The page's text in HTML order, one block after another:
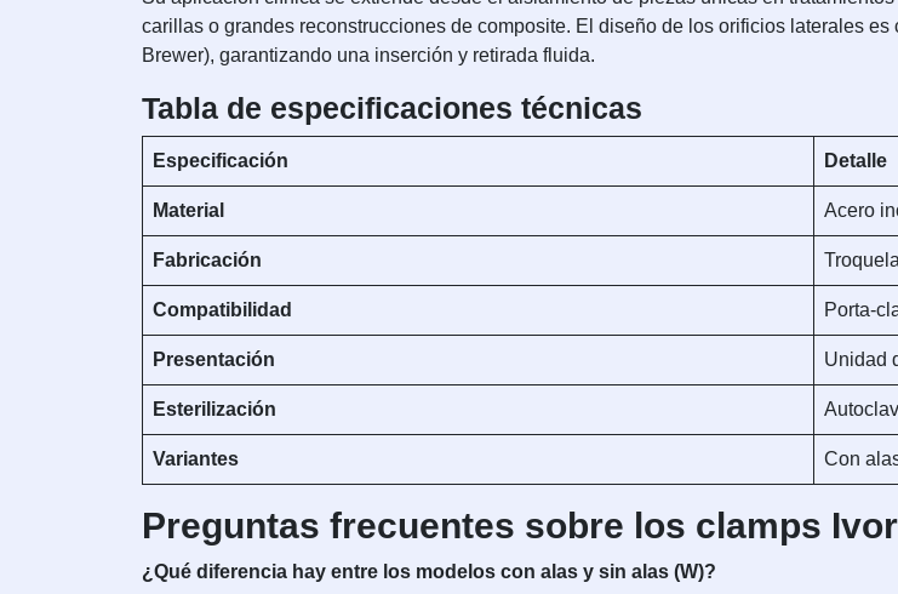
carillas o grandes reconstrucciones de composite. El diseño de los orificios laterales
Brewer), garantizando una inserción y retirada fluida.
Tabla de especificaciones técnicas
Especificación Detalle
Material Acero
Fabricación
Compatibilidad Porta-
Presentación Unidad
Esterilización
Variantes Con
Preguntas frecuentes sobre los clamps
¿Qué diferencia hay entre los modelos con alas y sin alas (W)?